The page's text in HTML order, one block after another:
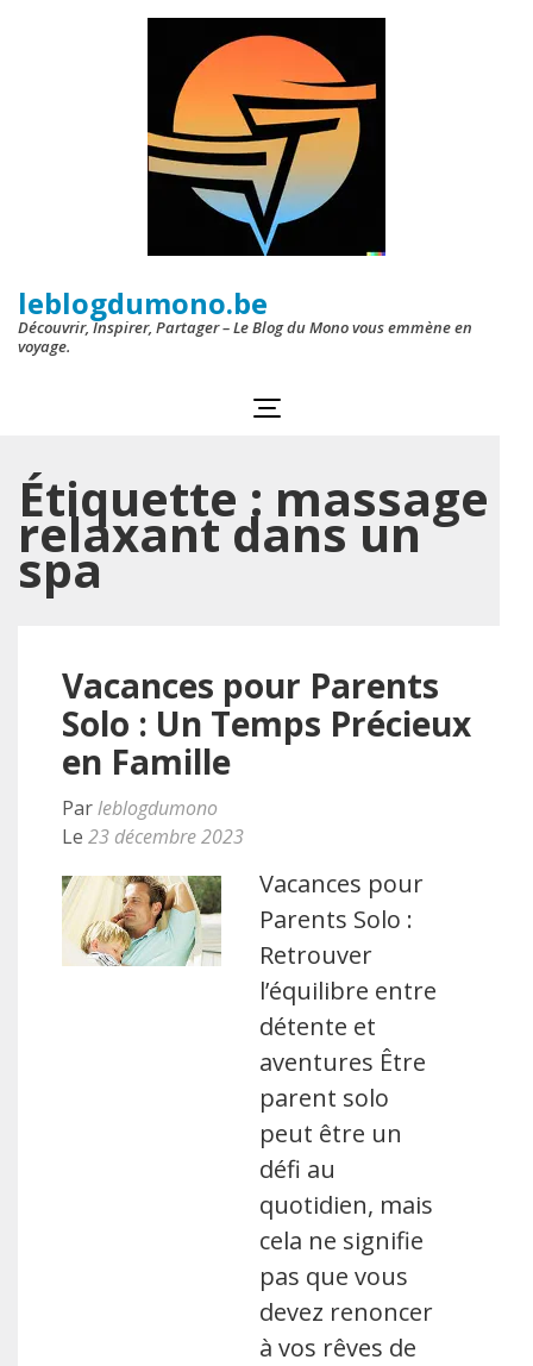
leblogdumono.be
Découvrir, Inspirer, Partager – Le Blog du Mono vous emmène en
voyage.
Étiquette : massage
relaxant dans un
spa
Vacances pour Parents
Solo : Un Temps Précieux
en Famille
Parleblogdumono
Le 23 décembre 2023
Vacances pour
Parents Solo :
Retrouver
l’équilibre entre
détente et
aventures Être
parent solo
peut être un
défi au
quotidien, mais
cela ne signifie
pas que vous
devez renoncer
à vos rêves de